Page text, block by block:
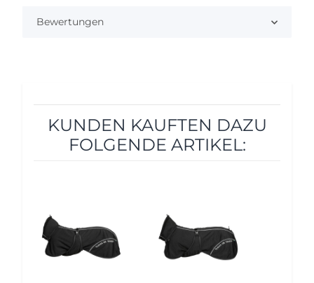
Bewertungen
KUNDEN KAUFTEN DAZU
FOLGENDE ARTIKEL: